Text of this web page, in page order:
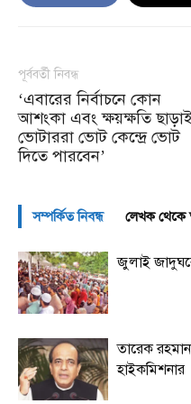
পূর্ববর্তী নিবন্ধ
‘এবারের নির্বাচনে কোন
আশংকা এবং ক্ষয়ক্ষতি
ভোটাররা ভোট কেন্দ্রে ভোট
দিতে পারবেন’
সম্পর্কিত নিবন্ধ লেখক
জুলাই
তারেক
হাইকমিশনার